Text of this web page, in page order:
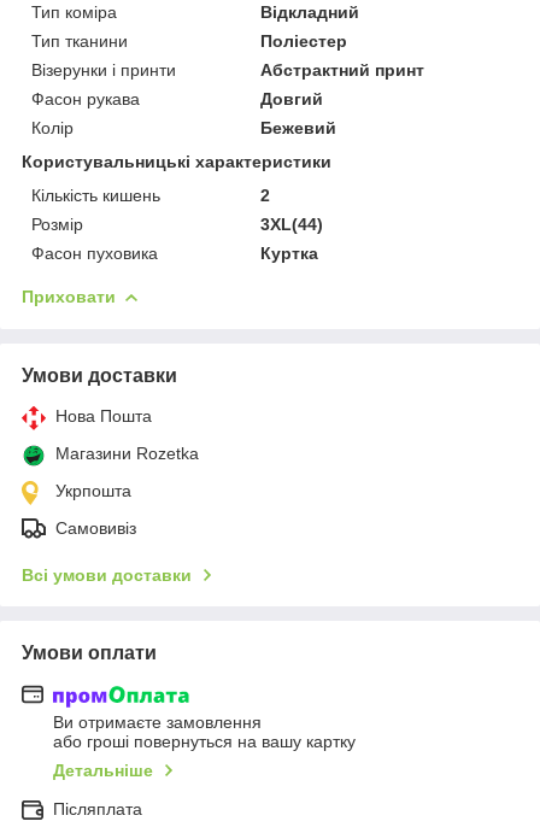
Тип коміра
Відкладний
Тип тканини
Поліестер
Візерунки і принти
Абстрактний принт
Фасон рукава
Довгий
Колір
Бежевий
Користувальницькі характеристики
Кількість кишень
2
Розмір
3XL(44)
Фасон пуховика
Куртка
Приховати
Умови доставки
Нова Пошта
Магазини Rozetka
Укрпошта
Самовивіз
Всі умови доставки
Умови оплати
Ви отримаєте замовлення
або гроші повернуться на вашу картку
Детальніше
Післяплата